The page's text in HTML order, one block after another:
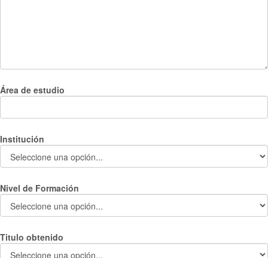
Área de estudio
Institución
Nivel de Formación
Titulo obtenido